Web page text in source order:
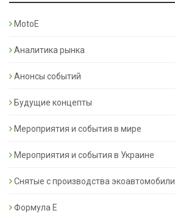
MotoE
Аналитика рынка
Анонсы событий
Будущие концепты
Мероприятия и события в мире
Мероприятия и события в Украине
Снятые с производства экоавтомобили
Формула Е